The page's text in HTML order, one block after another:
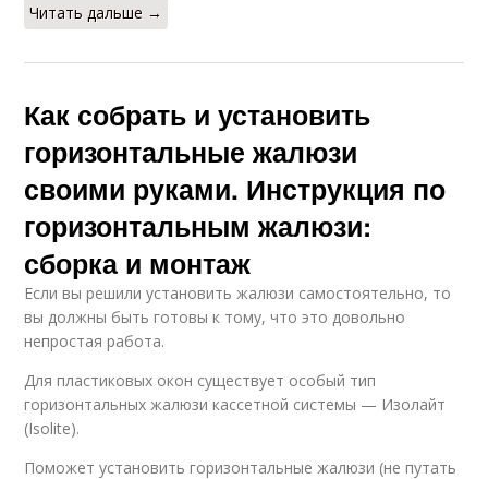
Читать дальше →
Как собрать и установить
горизонтальные жалюзи
своими руками. Инструкция по
горизонтальным жалюзи:
сборка и монтаж
Если вы решили установить жалюзи самостоятельно, то
вы должны быть готовы к тому, что это довольно
непростая работа.
Для пластиковых окон существует особый тип
горизонтальных жалюзи кассетной системы — Изолайт
(Isolite).
Поможет установить горизонтальные жалюзи (не путать